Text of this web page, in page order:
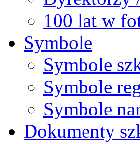
100 lat w
Symbole
Symbole
Symbole
Symbole
Dokumenty